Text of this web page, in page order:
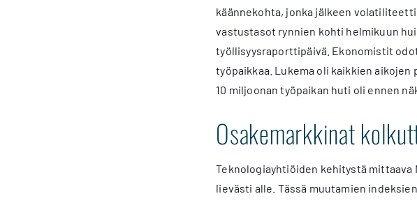
käännekohta, jonka jälkeen
vastustasot rynnien kohti helmikuun
työllisyysraporttipäivä. Ekonomistit
työpaikkaa. Lukema oli kaikkien
10 miljoonan työpaikan huti oli ennen
Osakemarkkinat
Teknologiayhtiöiden kehitystä mittaava
lievästi alle. Tässä muutamien